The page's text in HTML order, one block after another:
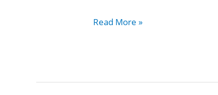
எப்போ
Eppo
Read More »